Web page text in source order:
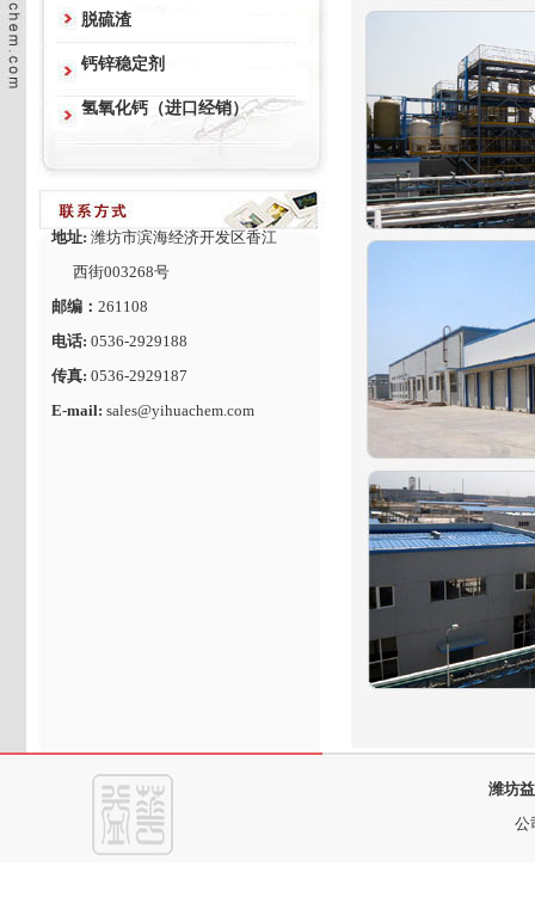
脱硫渣
钙锌稳定剂
氢氧化钙（进口经销）
地址: 潍坊市滨海经济开发区香江
西街003268号
邮编： 261108
电话: 0536-2929188
传真: 0536-2929187
E-mail: sales@yihuachem.com
潍坊
公